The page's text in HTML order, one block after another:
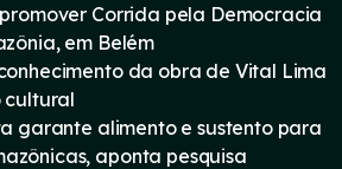
Corrida pela Democracia
em Belém
da obra de Vital Lima
cultural
garante alimento e sustento para
aponta pesquisa